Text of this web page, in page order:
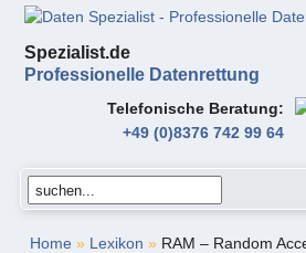
Spezialist.de
Professionelle Datenrettung
Telefonische Beratung
+49 (0)8376 742 99 64
Home » Lexikon »RAM – Random